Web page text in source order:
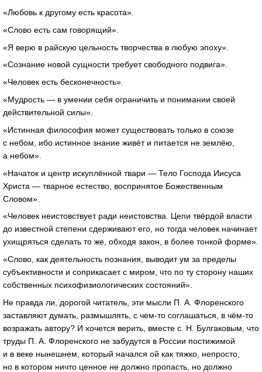
«Любовь к другому есть красота».
«Слово есть сам говорящий».
«Я верю в райскую цельность творчества в любую эпоху».
«Сознание новой сущности требует свободного подвига».
«Человек есть бесконечность».
«Мудрость — в умении себя ограничить и понимании своей
действительной силы».
«Истинная философия может существовать только в союзе
с небом, ибо истинное знание живёт и питается не землёю,
а небом».
«Начаток и центр искуплённой твари — Тело Господа Иисуса
Христа — тварное естество, воспринятое Божественным
Словом».
«Человек неистовствует ради неистовства. Цепи твёрдой власти
до известной степени сдерживают его, но тогда человек начинает
ухищряться сделать то же, обходя закон, в более тонкой форме».
«Слово, как деятельность познания, выводит ум за пределы
субъективности и соприкасает с миром, что по ту сторону наших
собственных психофизиологических состояний».
Не правда ли, дорогой читатель, эти мысли П. А. Флоренского
заставляют думать, размышлять, с чем-то соглашаться, в чём-то
возражать автору? И хочется верить, вместе с. Н. Булгаковым, что
труды П. А. Флоренского не забудутся в России постижимой
и в веке нынешнем, который начался ой как тяжко, непросто,
но в котором ничто ценное не должно пропасть, но должно